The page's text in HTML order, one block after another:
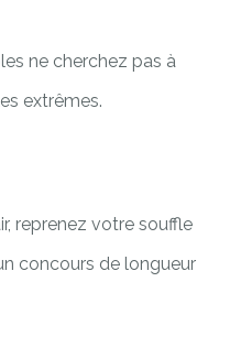
ne cherchez pas à
extrêmes.
reprenez votre souffle
concours de longueur